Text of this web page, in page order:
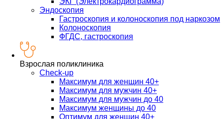
Эндоскопия
Гастроскопия и колоноскопия под наркозом
Колоноскопия
ФГДС, гастроскопия
Взрослая поликлиника
Check-up
Максимум для женщин 40+
Максимум для мужчин 40+
Максимум для мужчин до 40
Максимум женщины до 40
Оптимум для женщин 40+